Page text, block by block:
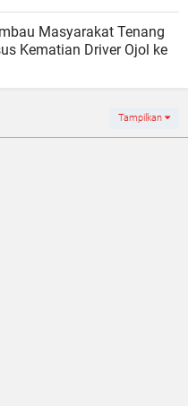
Masyarakat Tenang
Kematian Driver Ojol ke
Tampilkan